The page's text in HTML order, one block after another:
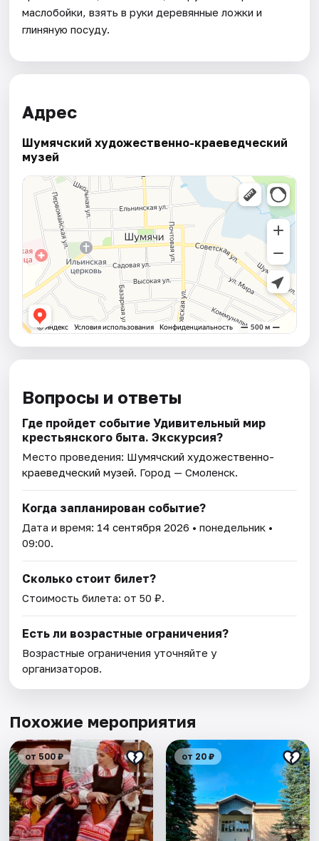
маслобойки, взять в руки деревянные ложки и
глиняную посуду.
Адрес
Шумячский художественно-краеведческий
музей
Вопросы и ответы
Где пройдет событие Удивительный мир
крестьянского быта. Экскурсия?
Место проведения: Шумячский художественно-
краеведческий музей. Город — Смоленск.
Когда запланирован событие?
Дата и время: 14 сентября 2026 • понедельник •
09:00.
Сколько стоит билет?
Стоимость билета: от 50 ₽.
Есть ли возрастные ограничения?
Возрастные ограничения уточняйте у
организаторов.
Похожие мероприятия
от 500 ₽ от 20 ₽